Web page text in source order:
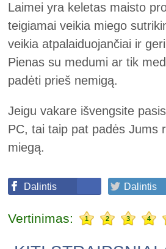
Laimei yra keletas maisto
teigiamai veikia miego
veikia atpalaiduojančiai ir
Pienas su medumi ar tik
padėti prieš nemigą.
Jeigu vakare išvengsite
PC, tai taip pat padės Jums
miegą.
Dalintis Dalintis
Vertinimas: 1 2 3 4